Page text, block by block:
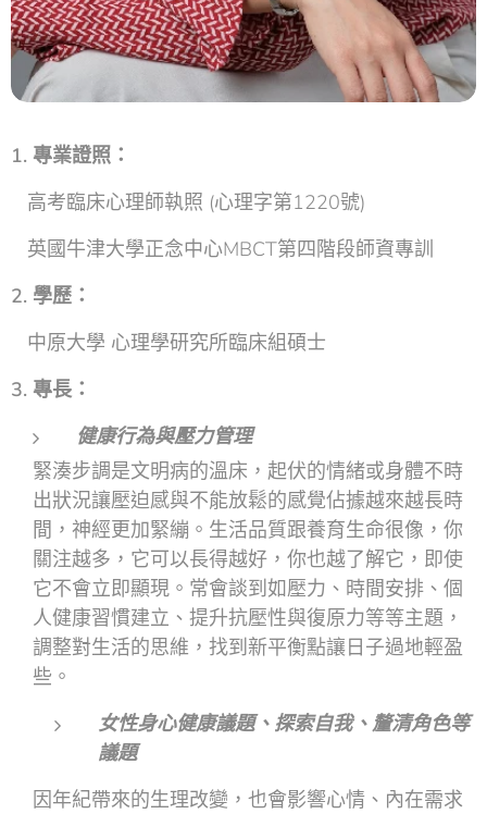
1. 專業證照：
高考臨床心理師執照 (心理字第1220號)
英國牛津大學正念中心MBCT第四階段師資專訓
2. 學歷：
中原大學 心理學研究所臨床組碩士
3. 專長：
健康行為與壓力管理
緊湊步調是文明病的溫床，起伏的情緒或身體不時
出狀況讓壓迫感與不能放鬆的感覺佔據越來越長時
間，神經更加緊繃。生活品質跟養育生命很像，你
關注越多，它可以長得越好，你也越了解它，即使
它不會立即顯現。常會談到如壓力、時間安排、個
人健康習慣建立、提升抗壓性與復原力等等主題，
調整對生活的思維，找到新平衡點讓日子過地輕盈
些。
女性身心健康議題、探索自我、釐清角色等
議題
因年紀帶來的生理改變，也會影響心情、內在需求